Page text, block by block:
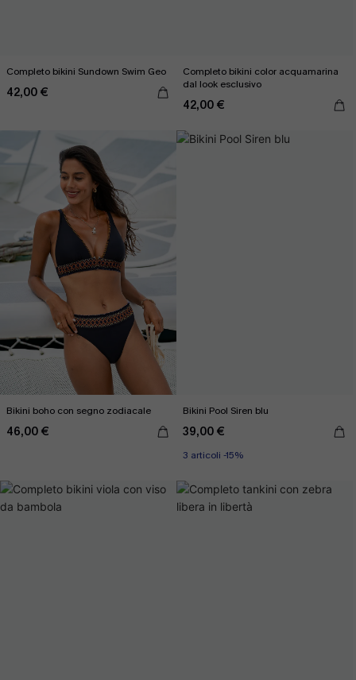
Completo bikini Sundown Swim Geo
42,00 €
Completo bikini color acquamarina
dal look esclusivo
42,00 €
Bikini boho con segno zodiacale
46,00 €
Bikini Pool Siren blu
39,00 €
3 articoli -15%